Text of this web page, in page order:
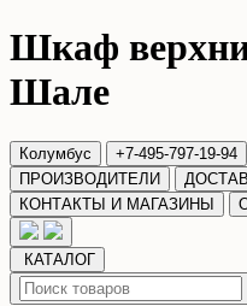
Шкаф
Шале
Колумбус
+7-495-797-19-94
ПРОИЗВОДИТЕЛИ
КОНТАКТЫ И МАГАЗИНЫ
КАТАЛОГ